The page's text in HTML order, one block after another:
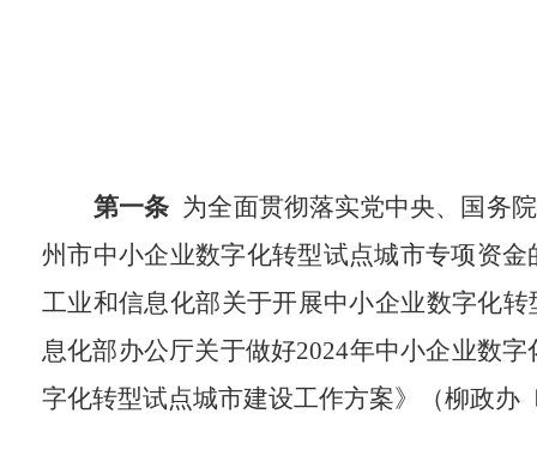
第一条 为全面贯彻落实党中央、国务
州市中小企业数字化转型试点城市专项资
工业和信息化部关于开展中小企业数字化转
息化部办公厅关于做好2024年中小企业数
字化转型试点城市建设工作方案》（柳政办